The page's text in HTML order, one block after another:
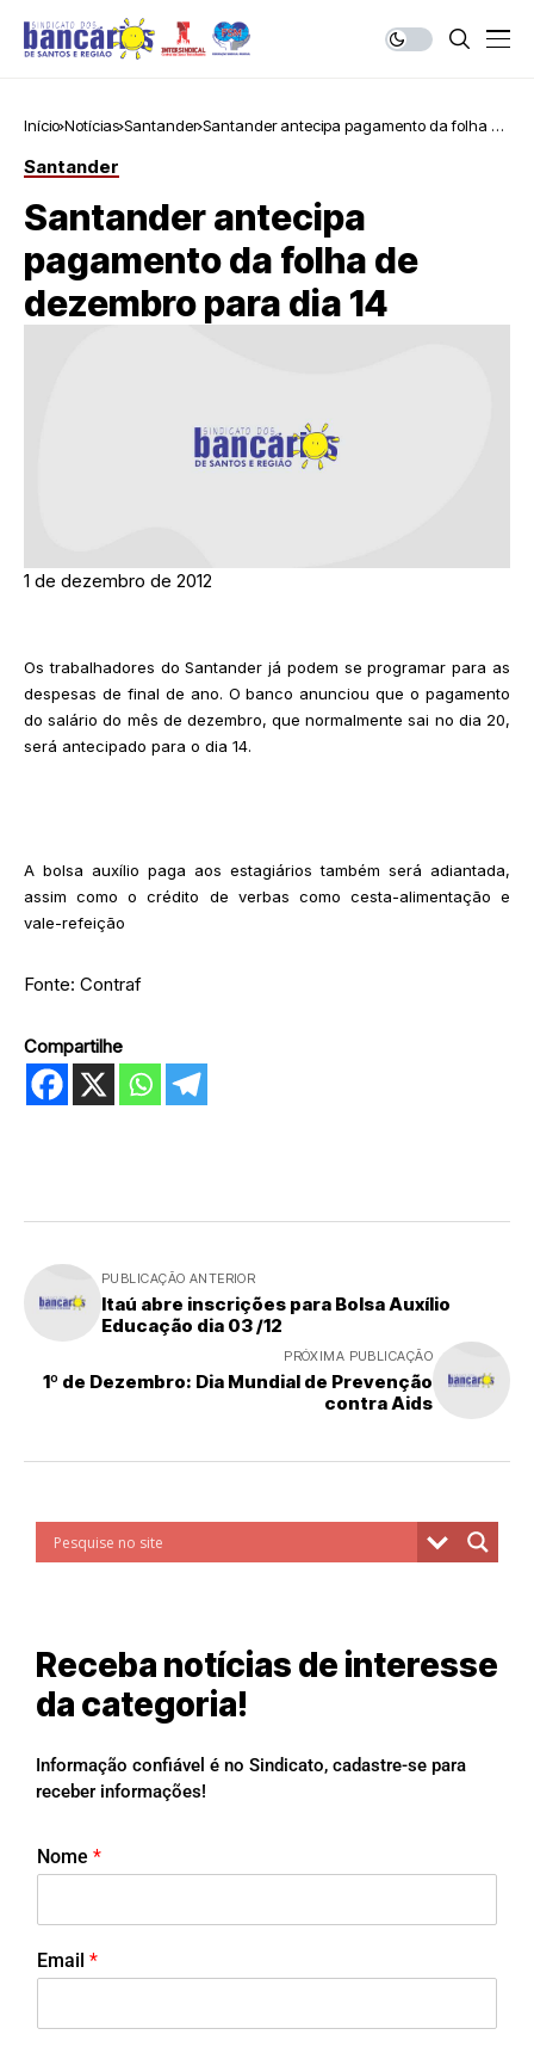
Início Notícias Santander Santander antecipa pagamento da folha de
Santander
Santander antecipa
pagamento da folha de
dezembro para dia 14
1 de dezembro de 2012
Os trabalhadores do Santander já podem se programar para as
despesas de final de ano. O banco anunciou que o pagamento
do salário do mês de dezembro, que normalmente sai no dia 20,
será antecipado para o dia 14.
A bolsa auxílio paga aos estagiários também será adiantada,
assim como o crédito de verbas como cesta-alimentação e
vale-refeição
Fonte: Contraf
Compartilhe
PUBLICAÇÃO ANTERIOR
Itaú abre inscrições para Bolsa Auxílio
Educação dia 03 /12
PRÓXIMA PUBLICAÇÃO
1º de Dezembro: Dia Mundial de Prevenção
contra Aids
Receba notícias de interesse
da categoria!
Informação confiável é no Sindicato, cadastre-se para
receber informações!
Nome *
Email *